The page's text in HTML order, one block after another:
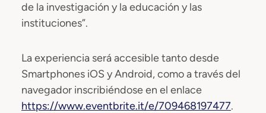
de la investigación y la educación y las
instituciones”.
La experiencia será accesible tanto desde
Smartphones iOS y Android, como a través del
navegador inscribiéndose en el enlace
https://www.eventbrite.it/e/709468197477.